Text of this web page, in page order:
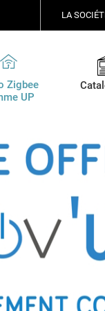
LA
Zigbee
UP